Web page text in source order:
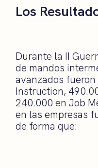
Los
Durante la II
de mandos
avanzados
Instruction,
240.000 en Job
en las empresas
de forma que: